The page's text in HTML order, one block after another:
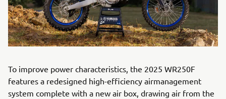
To improve power characteristics, the 2025 WR250F
features a redesigned high-efficiency airmanagement
system complete with a new air box, drawing air from the